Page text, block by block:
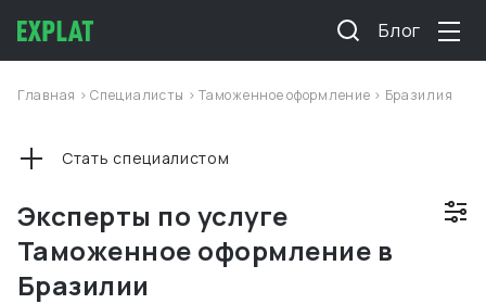
Блог
Главная >Специалисты >Таможенное оформление > Бразилия
Эксперты по услуге
Таможенное оформление в
Бразилии
Стать специалистом